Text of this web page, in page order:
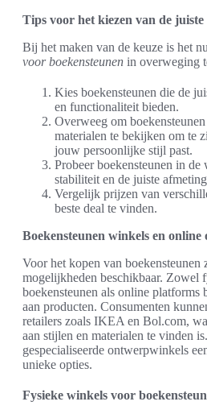
Tips voor het kiezen van de juiste
Bij het maken van de keuze is het
voor boekensteunen in overweging
Kies boekensteunen die de
en functionaliteit bieden.
Overweeg om
materialen te bekijken om te
jouw persoonlijke stijl past.
Probeer boekensteunen in
stabiliteit en de juiste
Vergelijk prijzen van
beste deal te vinden.
Boekensteunen winkels en online
Voor het kopen van boekensteunen
mogelijkheden beschikbaar. Zowel
boekensteunen als online platforms
aan producten. Consumenten
retailers zoals IKEA en Bol.com,
aan stijlen en materialen te vinden
gespecialiseerde ontwerpwinkels
unieke opties.
Fysieke winkels voor